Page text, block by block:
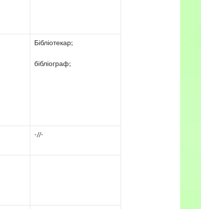
Бібліотекар;
бібліограф;
-//-